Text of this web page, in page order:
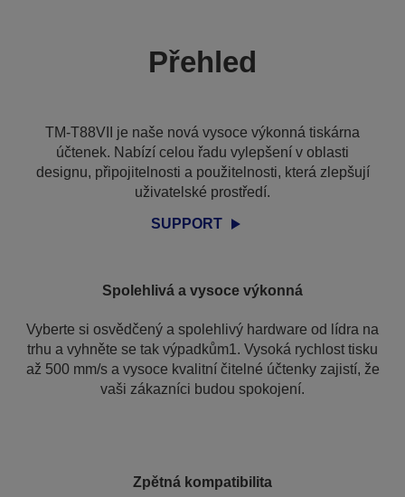
Přehled
TM-T88VII je naše nová vysoce výkonná tiskárna
účtenek. Nabízí celou řadu vylepšení v oblasti
designu, připojitelnosti a použitelnosti, která zlepšují
uživatelské prostředí.
SUPPORT
Spolehlivá a vysoce výkonná
Vyberte si osvědčený a spolehlivý hardware od lídra na
trhu a vyhněte se tak výpadkům1. Vysoká rychlost tisku
až 500 mm/s a vysoce kvalitní čitelné účtenky zajistí, že
vaši zákazníci budou spokojení.
Zpětná kompatibilita